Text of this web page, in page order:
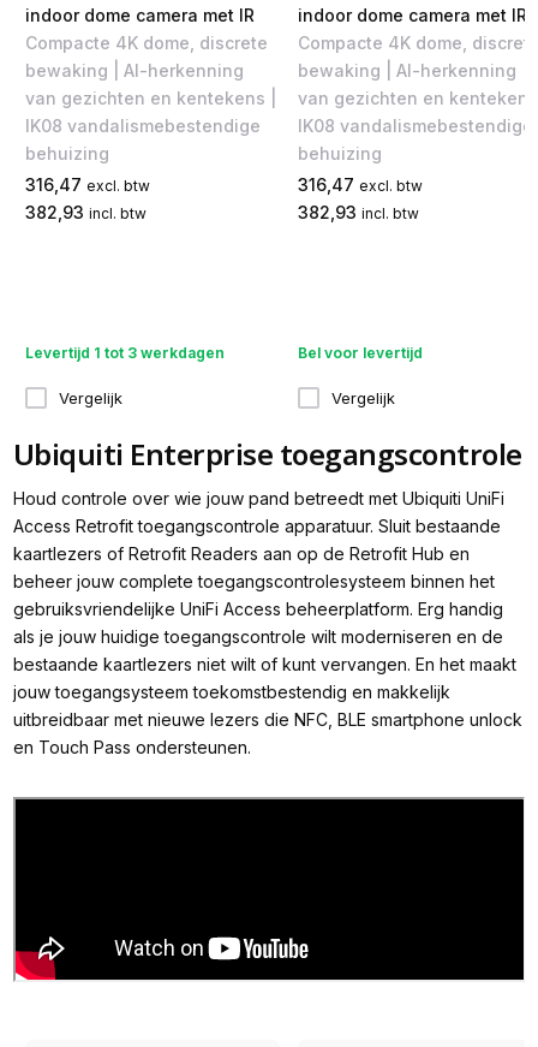
indoor dome camera met IR
Compacte 4K dome, discrete
bewaking | AI-herkenning
van gezichten en kentekens |
IK08 vandalismebestendige
behuizing
316,47 excl. btw
382,93 incl. btw
Levertijd 1 tot 3 werkdagen
Vergelijk
indoor dome camera met IR
Compacte 4K dome,
bewaking | AI-herkenning
van gezichten en
IK08 vandalismebestendige
behuizing
316,47 excl. btw
382,93 incl. btw
Bel voor levertijd
Vergelijk
Ubiquiti Enterprise toegangscontrole
Houd controle over wie jouw pand betreedt met Ubiquiti UniFi
Access Retrofit toegangscontrole apparatuur. Sluit bestaande
kaartlezers of Retrofit Readers aan op de Retrofit Hub en
beheer jouw complete toegangscontrolesysteem binnen het
gebruiksvriendelijke UniFi Access beheerplatform. Erg handig
als je jouw huidige toegangscontrole wilt moderniseren en de
bestaande kaartlezers niet wilt of kunt vervangen. En het maakt
jouw toegangsysteem toekomstbestendig en makkelijk
uitbreidbaar met nieuwe lezers die NFC, BLE smartphone unlock
en Touch Pass ondersteunen.